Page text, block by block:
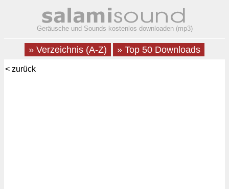
Geräusche und Sounds kostenlos downloaden (mp3)
» Verzeichnis (A-Z) » Top 50 Downloads
< zurück